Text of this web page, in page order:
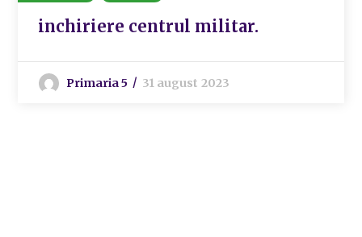
inchiriere centrul militar.
Primaria 5 31 august 2023